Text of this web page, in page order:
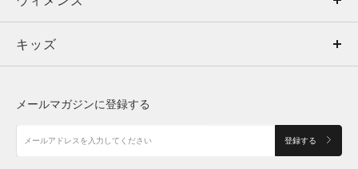
キッズ
アクセサリー
ボトムス
アクセサリー
トップス
シューズ
キッズ
メールマガジンに登録する
登録する